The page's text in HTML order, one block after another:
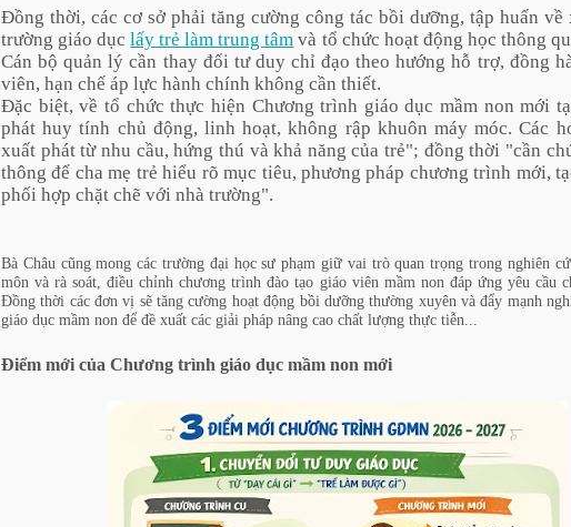
Đồng thời, các cơ sở phải tăng cường công tác bồi dưỡng, tập huấn về
trường giáo dụclấy trẻ làm trung tâm và tổ chức hoạt động học thông
Cán bộ quản lý cần thay đổi tư duy chỉ đạo theo hướng hỗ trợ, đồng
viên, hạn chế áp lực hành chính không cần thiết.
Đặc biệt, về tổ chức thực hiện Chương trình giáo dục mầm non mới
phát huy tính chủ động, linh hoạt, không rập khuôn máy móc. Các
xuất phát từ nhu cầu, hứng thú và khả năng của trẻ"; đồng thời "cần
thông để cha mẹ trẻ hiểu rõ mục tiêu, phương pháp chương trình mới,
phối hợp chặt chẽ với nhà trường".
Bà Châu cũng mong các trường đại học sư phạm giữ vai trò quan trọng trong nghiên
môn và rà soát, điều chỉnh chương trình đào tạo giáo viên mầm non đáp ứng yêu cầu
Đồng thời các đơn vị sẽ tăng cường hoạt động bồi dưỡng thường xuyên và đẩy mạnh
giáo dục mầm non để đề xuất các giải pháp nâng cao chất lượng thực tiễn...
Điểm mới của Chương trình giáo dục mầm non mới